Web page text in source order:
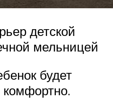
детской
мельницей
будет
комфортно.